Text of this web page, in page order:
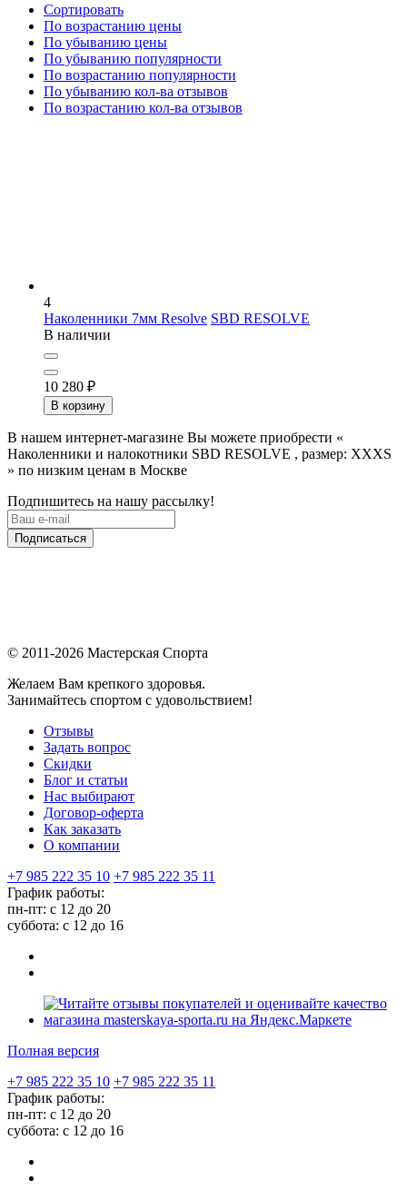
Сортировать
По возрастанию цены
По убыванию цены
По убыванию популярности
По возрастанию популярности
По убыванию кол-ва отзывов
По возрастанию кол-ва отзывов
4
Наколенники 7мм Resolve SBD RESOLVE
В наличии
10 280 ₽
В корзину
В нашем интернет-магазине Вы можете приобрести «
Наколенники и налокотники SBD RESOLVE , размер: XXXS
» по низким ценам в Москве
Подпишитесь на нашу рассылку!
Подписаться
© 2011-2026 Мастерская Спорта
Желаем Вам крепкого здоровья.
Занимайтесь спортом с удовольствием!
Отзывы
Задать вопрос
Скидки
Блог и статьи
Нас выбирают
Договор-оферта
Как заказать
О компании
+7 985 222 35 10 +7 985 222 35 11
График работы:
пн-пт: с 12 до 20
суббота: c 12 до 16
Полная версия
+7 985 222 35 10 +7 985 222 35 11
График работы:
пн-пт: с 12 до 20
суббота: c 12 до 16